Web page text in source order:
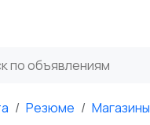
Резюме Магазины